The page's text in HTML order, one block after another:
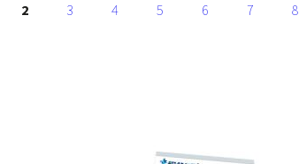
2 3 4 5 6 7 8